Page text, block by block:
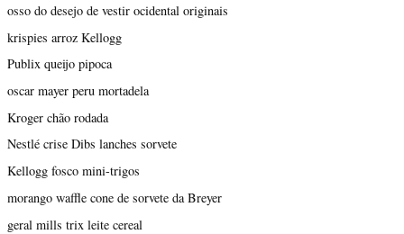
osso do desejo de vestir ocidental originais
krispies arroz Kellogg
Publix queijo pipoca
oscar mayer peru mortadela
Kroger chão rodada
Nestlé crise Dibs lanches sorvete
Kellogg fosco mini-trigos
morango waffle cone de sorvete da Breyer
geral mills trix leite cereal